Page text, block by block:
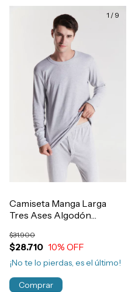
1 / 9
Camiseta Manga Larga
Tres Ases Algodón
Art.511
$28.710
$31.900
10% OFF
¡No te lo pierdas, es el último!
Comprar